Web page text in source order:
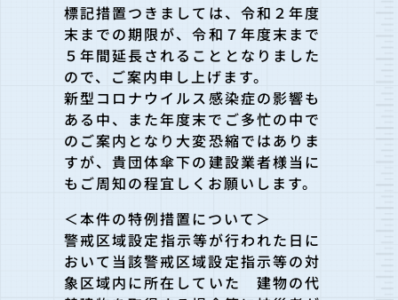
標記措置つきましては、令和２年度
末までの期限が、令和７年度末まで
５年間延長されるこ ととなりました
ので、ご案内申し上げます。
新型コロナウイルス感染症の影響も
ある中、また年度末でご多忙の中で
のご案内となり大変恐縮ではありま
すが、貴団体傘下の建設業者様当に
もご周知の程宜しくお願いします。
＜本件の特例措置について＞
警戒区域設定指示等が行われた日に
おいて当該警戒区域設定指示等の対
象区域内に所在していた 建物の代